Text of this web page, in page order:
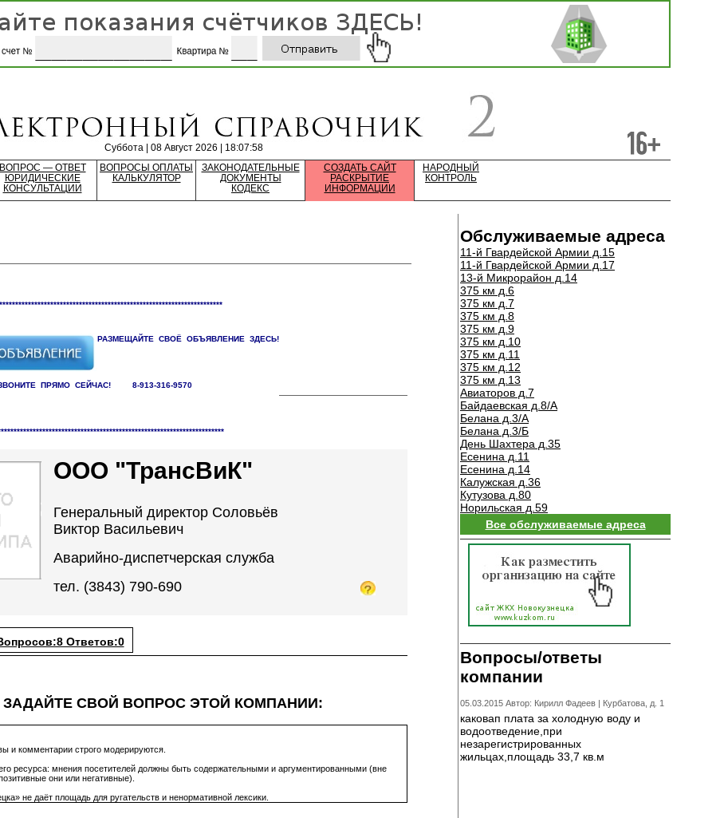
Суббота | 08 Август 2026 | 18:07:58
ВОПРОС — ОТВЕТ
ЮРИДИЧЕСКИЕ
КОНСУЛЬТАЦИИ
ВОПРОСЫ ОПЛАТЫ
КАЛЬКУЛЯТОР
ЗАКОНОДАТЕЛЬНЫЕ
ДОКУМЕНТЫ
КОДЕКС
СОЗДАТЬ САЙТ
РАСКРЫТИЕ
ИНФОРМАЦИИ
НАРОДНЫЙ
КОНТРОЛЬ
РАЗМЕЩАЙТЕ СВОЁ ОБЪЯВЛЕНИЕ ЗДЕСЬ!
ПРЯМО СЕЙЧАС! 8-913-316-9570
ООО "ТрансВиК"
Генеральный директор Соловьёв
Виктор Васильевич
Аварийно-диспетчерская служба
тел. (3843) 790-690
Ответов:0
ЗАДАЙТЕ СВОЙ ВОПРОС ЭТОЙ КОМПАНИИ:
и комментарии строго модерируются.
ресурса: мнения посетителей должны быть содержательными и аргументированными (вне
они или негативные).
не даёт площадь для ругательств и ненормативной лексики.
Обслуживаемые адреса
11-й Гвардейской Армии д.15
11-й Гвардейской Армии д.17
13-й Микрорайон д.14
375 км д.6
375 км д.7
375 км д.8
375 км д.9
375 км д.10
375 км д.11
375 км д.12
375 км д.13
Авиаторов д.7
Байдаевская д.8/А
Белана д.3/А
Белана д.3/Б
День Шахтера д.35
Есенина д.11
Есенина д.14
Калужская д.36
Кутузова д.80
Норильская д.59
Все обслуживаемые адреса
Вопросы/ответы
компании
05.03.2015 Автор: Кирилл Фадеев | Курбатова, д. 1
каковап плата за холодную воду и
водоотведение,при
незарегистрированных
жильцах,площадь 33,7 кв.м